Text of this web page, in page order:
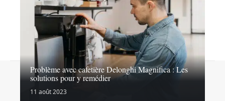
Problème avec cafetière Delonghi Magnifica : Les
solutions pour y remédier
11 août 2023© 2026 | lesexpertsdubricolage.com
Contact Mentions légales Sitemap